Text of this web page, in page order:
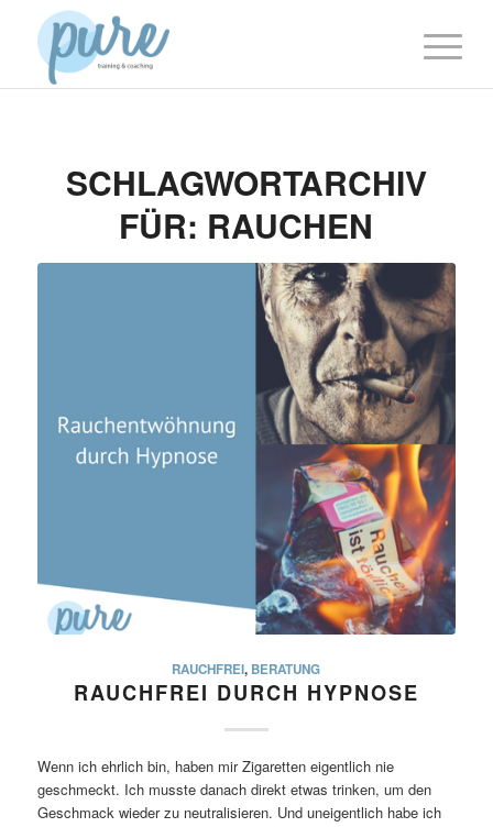
SCHLAGWORTARCHIV
FÜR: RAUCHEN
RAUCHFREI, BERATUNG
RAUCHFREI DURCH HYPNOSE
Wenn ich ehrlich bin, haben mir Zigaretten eigentlich nie
geschmeckt. Ich musste danach direkt etwas trinken, um den
Geschmack wieder zu neutralisieren. Und uneigentlich habe ich